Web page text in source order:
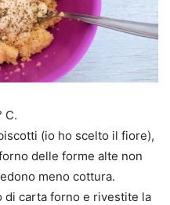
C.
(io ho scelto il fiore),
delle forme alte non
meno cottura.
di carta forno e rivestite la